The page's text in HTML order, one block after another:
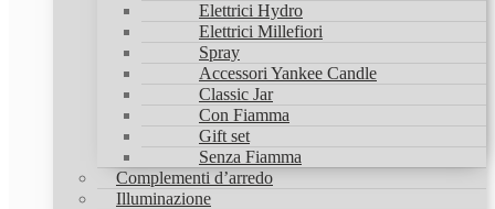
Elettrici Hydro
Elettrici Millefiori
Spray
Accessori Yankee Candle
Classic Jar
Con Fiamma
Gift set
Senza Fiamma
Complementi d’arredo
Illuminazione